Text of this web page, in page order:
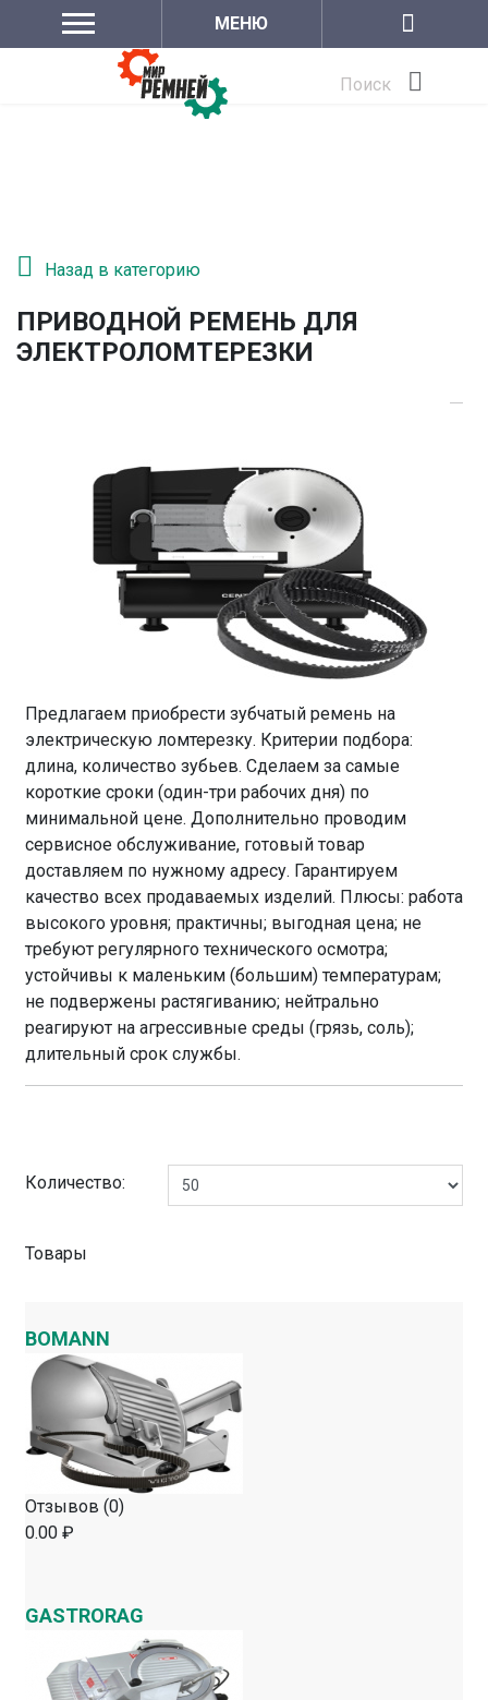
МЕНЮ
Поиск
Назад в категорию
ПРИВОДНОЙ РЕМЕНЬ ДЛЯ
ЭЛЕКТРОЛОМТЕРЕЗКИ
Предлагаем приобрести зубчатый ремень на
электрическую ломтерезку. Критерии подбора:
длина, количество зубьев. Сделаем за самые
короткие сроки (один-три рабочих дня) по
минимальной цене. Дополнительно проводим
сервисное обслуживание, готовый товар
доставляем по нужному адресу. Гарантируем
качество всех продаваемых изделий. Плюсы: работа
высокого уровня; практичны; выгодная цена; не
требуют регулярного технического осмотра;
устойчивы к маленьким (большим) температурам;
не подвержены растягиванию; нейтрально
реагируют на агрессивные среды (грязь, соль);
длительный срок службы.
Количество:
Товары
BOMANN
Отзывов (0)
0.00 ₽
GASTRORAG